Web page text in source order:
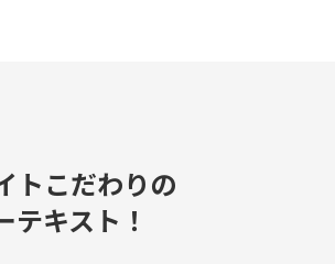
トこだわりの
テキスト！